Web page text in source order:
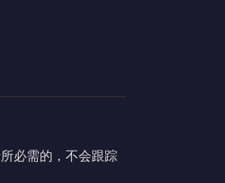
必需的，不会跟踪